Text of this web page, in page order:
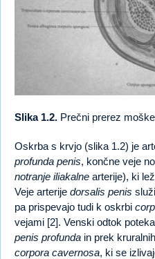
Slika 1.2. Prečni prerez
Oskrba s krvjo (slika 1.2) je
profunda penis, končne veje
notranje iliakalne arterije), ki
Veje arterije dorsalis penis
pa prispevajo tudi k oskrbi
vejami [2]. Venski odtok
penis profunda in prek
corpora cavernosa, ki se